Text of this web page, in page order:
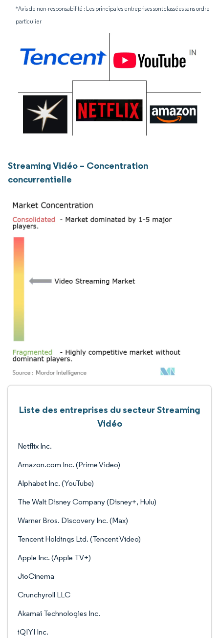
*Avis de non-responsabilité : Les principales entreprises sont classées sans ordre
particulier
Streaming Vidéo – Concentration
concurrentielle
Liste des entreprises du secteur Streaming
Vidéo
Netflix Inc.
Amazon.com Inc. (Prime Video)
Alphabet Inc. (YouTube)
The Walt Disney Company (Disney+, Hulu)
Warner Bros. Discovery Inc. (Max)
Tencent Holdings Ltd. (Tencent Video)
Apple Inc. (Apple TV+)
JioCinema
Crunchyroll LLC
Akamai Technologies Inc.
iQIYI Inc.